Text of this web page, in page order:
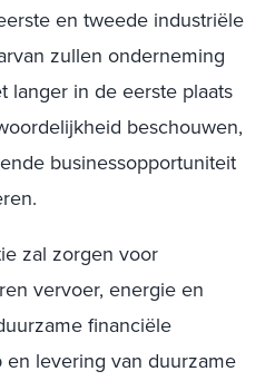
en tweede industriële
zullen onderneming
langer in de eerste plaats
beschouwen,
businessopportuniteit
zal zorgen voor
vervoer, energie en
financiële
levering van duurzame